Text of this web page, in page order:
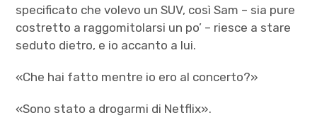
specificato che volevo un SUV, così Sam – sia pure
costretto a raggomitolarsi un po’ – riesce a stare
seduto dietro, e io accanto a lui.
«Che hai fatto mentre io ero al concerto?»
«Sono stato a drogarmi di Netflix».